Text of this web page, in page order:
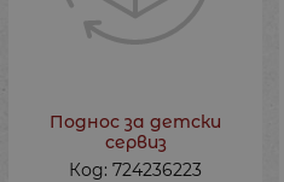
Поднос за детски
сервиз
Код: 724236223